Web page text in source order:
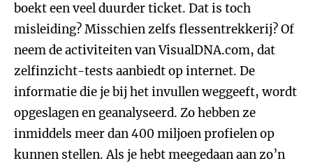
boekt een veel duurder ticket. Dat is toch
misleiding? Misschien zelfs flessentrekkerij? Of
neem de activiteiten van VisualDNA.com, dat
zelfinzicht-tests aanbiedt op internet. De
informatie die je bij het invullen weggeeft, wordt
opgeslagen en geanalyseerd. Zo hebben ze
inmiddels meer dan 400 miljoen profielen op
kunnen stellen. Als je hebt meegedaan aan zo’n